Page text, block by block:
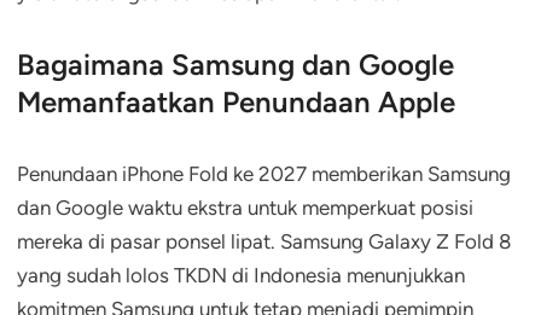
Bagaimana Samsung dan Google
Memanfaatkan Penundaan Apple
Penundaan iPhone Fold ke 2027 memberikan Samsung
dan Google waktu ekstra untuk memperkuat posisi
mereka di pasar ponsel lipat. Samsung Galaxy Z Fold 8
yang sudah lolos TKDN di Indonesia menunjukkan
komitmen Samsung untuk tetap menjadi pemimpin